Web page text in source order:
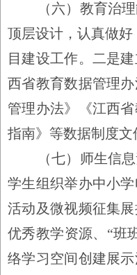
（六）教育治
顶层设计，认真做好
目建设工作。二是
西省教育数据管理
管理办法》《江西
指南》等数据制度文
（七）师生信
学生组织举办中小
活动及微视频征集
优秀教学资源、 “班
络学习空间创建展